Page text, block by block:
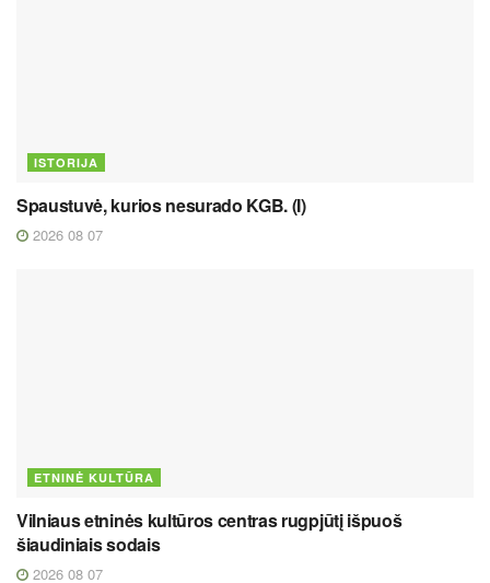
ISTORIJA
Spaustuvė, kurios nesurado KGB. (I)
2026 08 07
ETNINĖ KULTŪRA
Vilniaus etninės kultūros centras rugpjūtį išpuoš
šiaudiniais sodais
2026 08 07